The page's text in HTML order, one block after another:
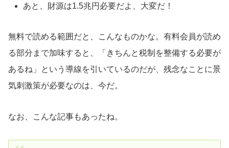
あと、財源は1.5兆円必要だよ、大変だ！
無料で読める範囲だと、こんなものかな。有料会員が読め
る部分まで加味すると、「きちんと税制を整備する必要が
あるね」という導線を引いているのだが、残念なことに景
気刺激策が必要なのは、今だ。
なお、こんな記事もあったね。